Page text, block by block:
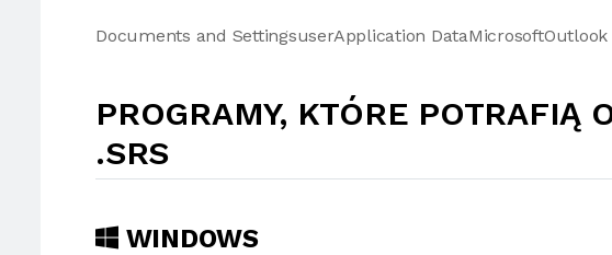
Documents and SettingsuserApplication DataMicrosoftOutlook
PROGRAMY, KTÓRE POTRAFIĄ
.SRS
WINDOWS